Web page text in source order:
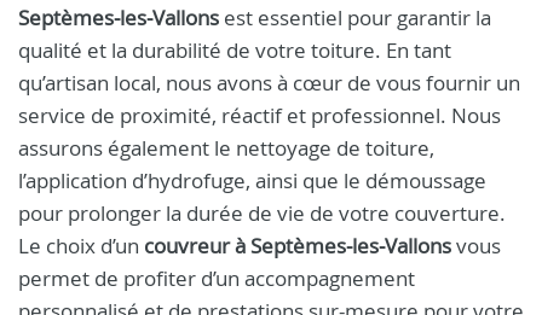
Septèmes‑les‑Vallons est essentiel pour garantir la
qualité et la durabilité de votre toiture. En tant
qu’artisan local, nous avons à cœur de vous fournir un
service de proximité, réactif et professionnel. Nous
assurons également le nettoyage de toiture,
l’application d’hydrofuge, ainsi que le démoussage
pour prolonger la durée de vie de votre couverture.
Le choix d’un couvreur à Septèmes‑les‑Vallonsvous
permet de profiter d’un accompagnement